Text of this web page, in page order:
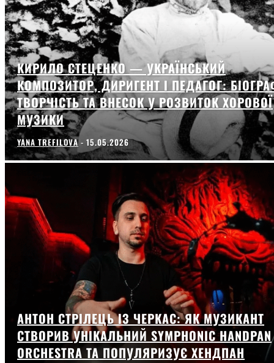
КИРИЛО СТЕЦЕНКО — УКРАЇНСЬКИЙ
КОМПОЗИТОР, ДИРИГЕНТ І ПЕДАГОГ:
ТВОРЧІСТЬ ТА ВНЕСОК У РОЗВИТОК ХОРОВОЇ
МУЗИКИ
YANA TREFILOVA - 15.05.2026
АНТОН СТРІЛЕЦЬ ІЗ ЧЕРКАС: ЯК МУЗИКАНТ
СТВОРИВ УНІКАЛЬНИЙ SYMPHONIC HANDPAN
ORCHESTRA ТА ПОПУЛЯРИЗУЄ ХЕНДПАН